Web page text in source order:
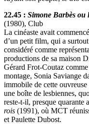
22.45 : Simone Barbès ou
(1980), Club
La cinéaste avait
d’un petit film, qui a
considéré comme
productions de sa maison
Gérard Frot-Coutaz
montage, Sonia Saviange
immobile de cette
une boîte de lesbiennes,
reste-t-il, presque quarante
rois (1991), où MCT
et Paulette Dubost.